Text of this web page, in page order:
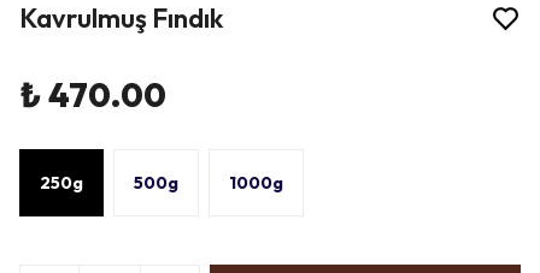
Kavrulmuş Fındık
₺ 470.00
250g 500g 1000g